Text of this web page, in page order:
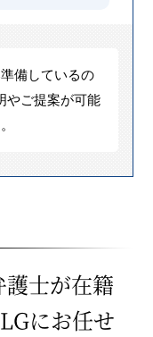
備しているの
やご提案が可能
士が在籍
にお任せ